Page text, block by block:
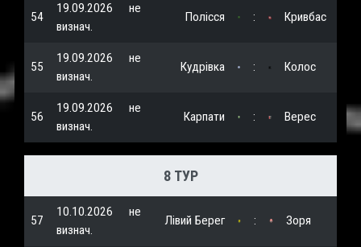
54
19.09.2026
не
визнач.
Полісся : Кривбас
55
19.09.2026
не
визнач.
Кудрівка : Колос
56
19.09.2026
не
визнач.
Карпати : Верес
8 ТУР
57
10.10.2026
не
визнач.
Лівий Берег : Зоря